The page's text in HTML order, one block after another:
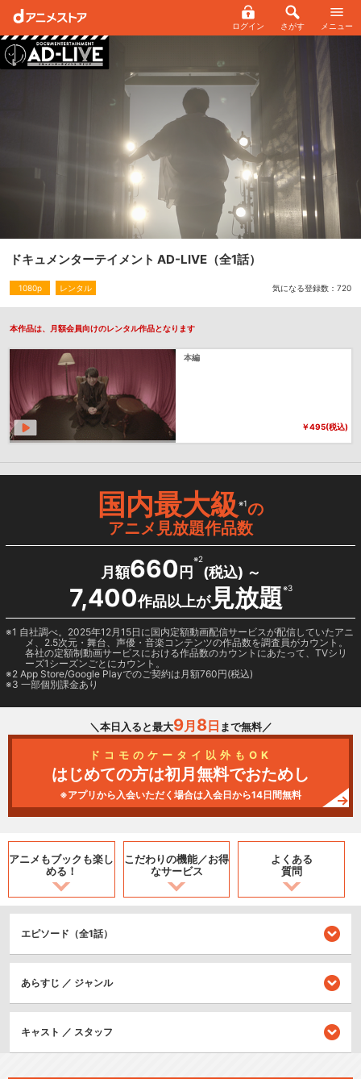
ログイン さがす メニュー
ドキュメンターテイメント AD-LIVE （全1話）
1080p レンタル 気になる登録数： 720
本作品は、月額会員向けのレンタル作品となります
本編
￥495(税込)
国内最大級※1の
アニメ見放題作品数
月額660 円
※2
(税込) ～
7,400作品以上が見放題※3
1 自社調べ。2025年12月15日に国内定額動画配信サービスが配信していたアニ
メ、2.5次元・舞台、声優・音楽コンテンツの作品数を調査員がカウント。
各社の定額制動画サービスにおける作品数のカウントにあたって、TVシリ
ーズ1シーズンごとにカウント。
2 App Store/Google Playでのご契約は月額760円(税込)
3 一部個別課金あり
＼本日入ると最大9月 8日 まで無料／
ドコモのケータイ以外もOK
はじめての方は初月無料でおためし
※アプリから入会いただく場合は入会日から14日間無料
アニメもブックも楽し
める！
こだわりの機能／お得
なサービス
よくある
質問
エピソード（全1話）
あらすじ ／ ジャンル
キャスト ／ スタッフ